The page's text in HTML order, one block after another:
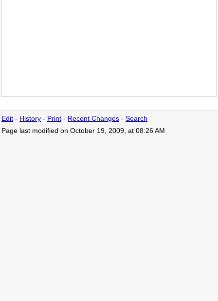
Edit - History - Print - Recent Changes - Search
Page last modified on October 19, 2009, at 08:26 AM